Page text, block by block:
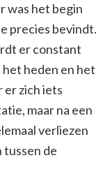
was het begin
precies bevindt.
er constant
heden en het
er zich iets
maar na een
verliezen
tussen de